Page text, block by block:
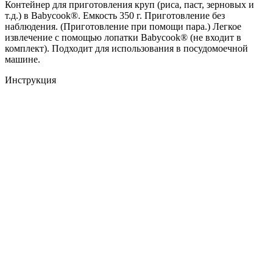
Контейнер для приготовления круп (риса, паст, зерновых и
т.д.) в Babycook®. Емкость 350 г. Приготовление без
наблюдения. (Приготовление при помощи пара.) Легкое
извлечение с помощью лопатки Babycook® (не входит в
комплект). Подходит для использования в посудомоечной
машине.
Инструкция